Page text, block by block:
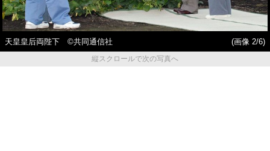
天皇皇后両陛下 ©共同通信社
(画像 2/6)
縦スクロールで次の写真へ